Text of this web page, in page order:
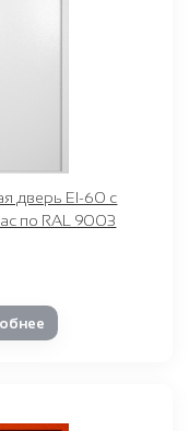
дверь EI-60 с
по RAL 9003